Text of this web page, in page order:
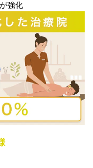
強化